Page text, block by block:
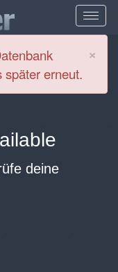
×
später erneut.
deine